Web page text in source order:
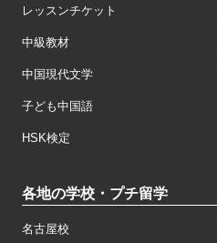
レッスンチケット
中級教材
中国現代文学
子ども中国語
HSK検定
各地の学校・プチ留学
名古屋校